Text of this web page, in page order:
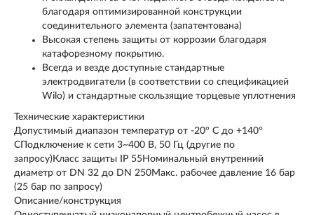
благодаря оптимизированной конструкции
соединительного элемента (запатентована)
Высокая степень защиты от коррозии благодаря
катафорезному покрытию.
Всегда и везде доступные стандартные
электродвигатели (в соответствии со спецификацией
Wilo) и стандартные скользящие торцевые уплотнения
Технические характеристики
Допустимый диапазон температур от -20° C до +140°
CПодключение к сети 3~400 В, 50 Гц (другие по
запросу)Класс защиты IP 55Номинальный внутренний
диаметр от DN 32 до DN 250Макс. рабочее давление 16 бар
(25 бар по запросу)
Описание/конструкция